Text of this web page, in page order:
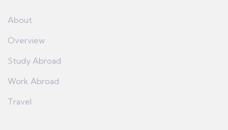
About
Overview
Study Abroad
Work Abroad
Travel